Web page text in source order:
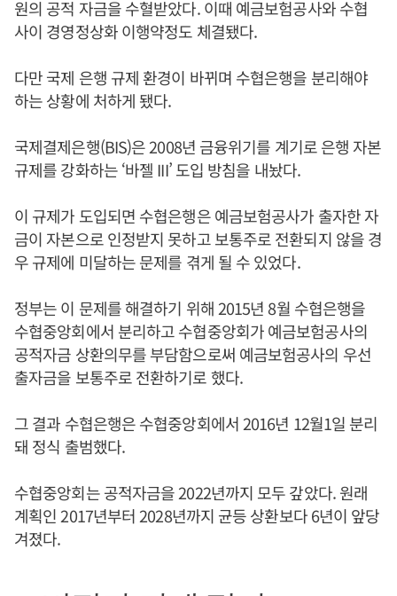
원의 공적 자금을 수혈받았다. 이때 예금보험공사와 수협
사이 경영정상화 이행약정도 체결됐다.
다만 국제 은행 규제 환경이 바뀌며 수협은행을 분리해야
하는 상황에 처하게 됐다.
국제결제은행(BIS)은 2008년 금융위기를 계기로 은행 자본
규제를 강화하는 ‘바젤 III’ 도입 방침을 내놨다.
이 규제가 도입되면 수협은행은 예금보험공사가 출자한 자
금이 자본으로 인정받지 못하고 보통주로 전환되지 않을 경
우 규제에 미달하는 문제를 겪게 될 수 있었다.
정부는 이 문제를 해결하기 위해 2015년 8월 수협은행을
수협중앙회에서 분리하고 수협중앙회가 예금보험공사의
공적자금 상환의무를 부담함으로써 예금보험공사의 우선
출자금을 보통주로 전환하기로 했다.
그 결과 수협은행은 수협중앙회에서 2016년 12월1일 분리
돼 정식 출범했다.
수협중앙회는 공적자금을 2022년까지 모두 갚았다. 원래
계획인 2017년부터 2028년까지 균등 상환보다 6년이 앞당
겨졌다.